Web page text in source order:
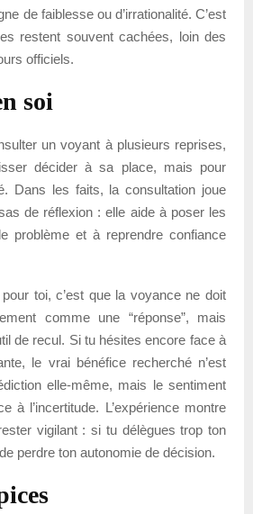
de faiblesse ou d’irrationalité. C’est
restent souvent cachées, loin des
officiels.
soi
un voyant à plusieurs reprises,
décider à sa place, mais pour
Dans les faits, la consultation joue
de réflexion : elle aide à poser les
problème et à reprendre confiance
toi, c’est que la voyance ne doit
comme une “réponse”, mais
de recul. Si tu hésites encore face à
le vrai bénéfice recherché n’est
elle-même, mais le sentiment
à l’incertitude. L’expérience montre
vigilant : si tu délègues trop ton
perdre ton autonomie de décision.